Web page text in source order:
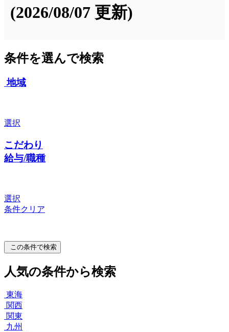
(2026/08/07 更新)
条件を選んで検索
地域
選択
こだわり
給与/職種
選択
条件クリア
この条件で検索
人気の条件から検索
東海
関西
関東
九州